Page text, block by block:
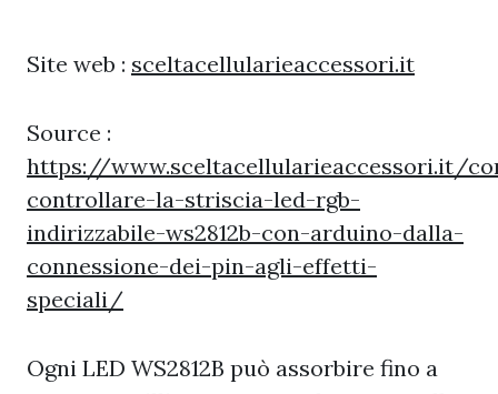
Site web : sceltacellularieaccessori.it
Source :
https://www.sceltacellularieaccessori.it/
controllare-la-striscia-led-rgb-
indirizzabile-ws2812b-con-arduino-dalla-
connessione-dei-pin-agli-effetti-
speciali/
Ogni LED WS2812B può assorbire fino a